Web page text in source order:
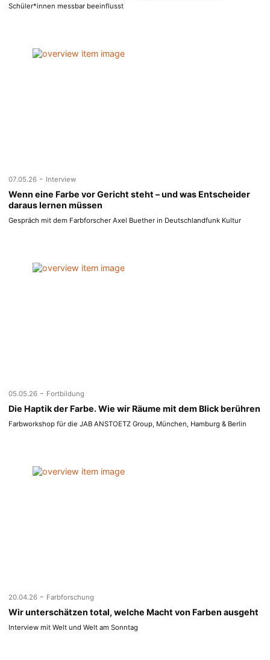
Schüler*innen messbar beeinflusst
07.05.26 - Interview
Wenn eine Farbe vor Gericht steht – und was Entscheider
daraus lernen müssen
Gespräch mit dem Farbforscher Axel Buether in Deutschlandfunk Kultur
05.05.26 - Fortbildung
Die Haptik der Farbe. Wie wir Räume mit dem Blick berühren
Farbworkshop für die JAB ANSTOETZ Group, München, Hamburg & Berlin
20.04.26 - Farbforschung
Wir unterschätzen total, welche Macht von Farben ausgeht
Interview mit Welt und Welt am Sonntag